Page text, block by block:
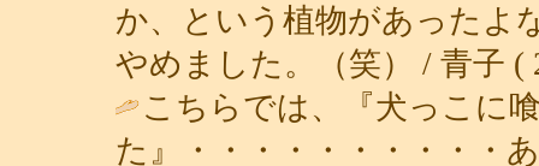
か、という植物があったよ
やめました。（笑） / 青子 (
こちらでは、『犬っこに
た』・・・・・・・・・・